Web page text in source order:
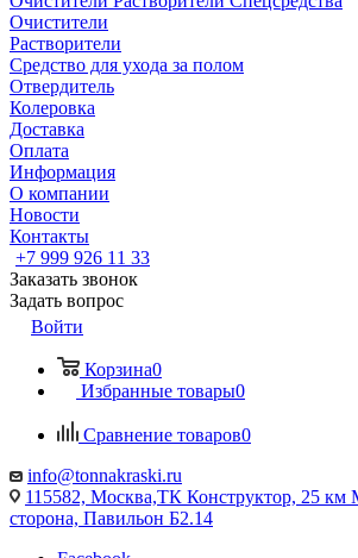
Очистители
Растворители
Средство для ухода за полом
Отвердитель
Колеровка
Доставка
Оплата
Информация
О компании
Новости
Контакты
+7 999 926 11 33
Заказать звонок
Задать вопрос
Войти
Корзина0
Избранные товары0
Сравнение товаров0
info@tonnakraski.ru
115582, Москва,ТК Конструктор, 25
сторона, Павильон Б2.14